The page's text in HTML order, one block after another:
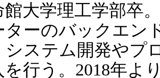
館大学理工学部卒
ターのバックエン
システム開発やプ
を行う。2018年よ